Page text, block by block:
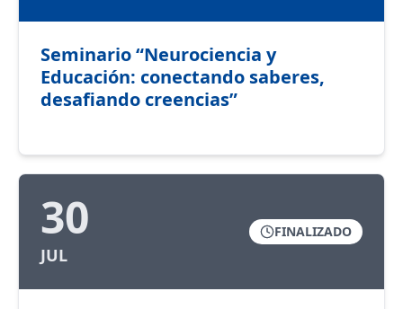
Seminario “Neurociencia y
Educación: conectando saberes,
desafiando creencias”
30
JUL
FINALIZADO